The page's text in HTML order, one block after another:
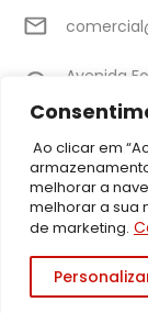
Ao clicar em
melhorar a
melhorar a sua
de marketing.
Avenida
©2026 Attow –
59, Parque São